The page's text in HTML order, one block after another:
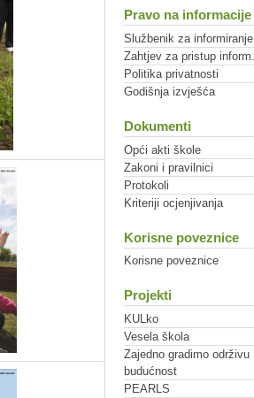
Pravo na informacije
Službenik za informiranje
Zahtjev za pristup inform.
Politika privatnosti
Godišnja izvješća
Dokumenti
Opći akti škole
Zakoni i pravilnici
Protokoli
Kriteriji ocjenjivanja
Korisne poveznice
Korisne poveznice
Projekti
KULko
Vesela škola
Zajedno gradimo održivu
budućnost
PEARLS